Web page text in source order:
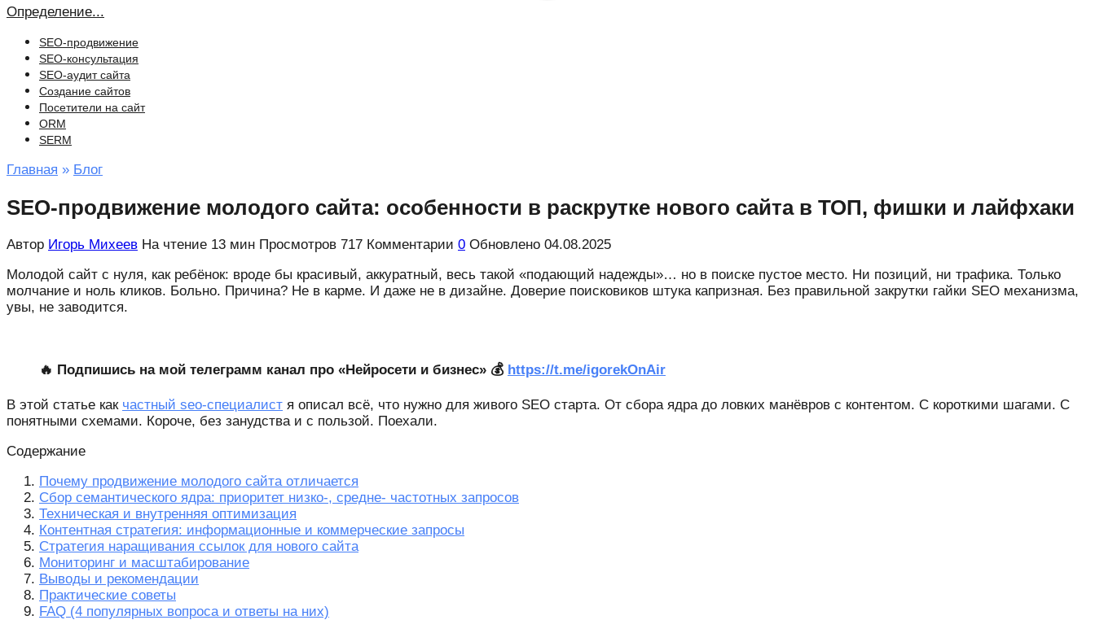
Определение...
SEO-продвижение
SEO-консультация
SEO-аудит сайта
Создание сайтов
Посетители на сайт
ORM
SERM
Главная » Блог
SEO-продвижение молодого сайта: особенности в раскрутке нового сайта в ТОП, фишки и лайфхаки
Автор Игорь Михеев На чтение 13 мин Просмотров 717 Комментарии 0 Обновлено 04.08.2025
Молодой сайт с нуля, как ребёнок: вроде бы красивый, аккуратный, весь такой «подающий надежды»… но в поиске пустое место. Ни позиций, ни трафика. Только
молчание и ноль кликов. Больно. Причина? Не в карме. И даже не в дизайне. Доверие поисковиков штука капризная. Без правильной закрутки гайки SEO механизма,
увы, не заводится.
🔥 Подпишись на мой телеграмм канал про «Нейросети и бизнес» 💰 https://t.me/igorekOnAir
В этой статье как частный seo-специалист я описал всё, что нужно для живого SEO старта. От сбора ядра до ловких манёвров с контентом. С короткими шагами. С
понятными схемами. Короче, без занудства и с пользой. Поехали.
Содержание
Почему продвижение молодого сайта отличается
Сбор семантического ядра: приоритет низко-, средне- частотных запросов
Техническая и внутренняя оптимизация
Контентная стратегия: информационные и коммерческие запросы
Стратегия наращивания ссылок для нового сайта
Мониторинг и масштабирование
Выводы и рекомендации
Практические советы
FAQ (4 популярных вопроса и ответы на них)